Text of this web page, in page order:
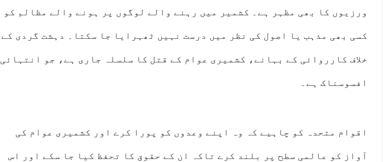
ورزیوں کا بھی مظہر ہے۔ کشمیر میں رہنے والے لوگوں پر ہونے والے مظالم کو
کسی بھی مذہب یا اصول کی نظر میں درست نہیں ٹھہرایا جا سکتا۔ دہشت گردی کے
خلاف کارروائی کے بہانے، کشمیری عوام کے قتل کا سلسلہ جاری ہے، جو انتہائی
افسوسناک ہے۔
اقوام متحدہ کو چاہیے کہ وہ اپنے وعدوں کو پورا کرے اور کشمیری عوام کی
آواز کو عالمی سطح پر بلند کرے تاکہ ان کے حقوق کا تحفظ کیا جا سکے اور اس